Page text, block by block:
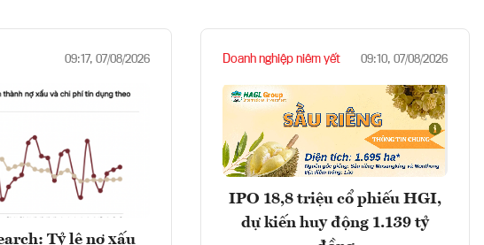
09:17, 07/08/2026
Tỷ lệ nợ xấu
Doanh nghiệp niêm yết 09:10, 07/08/2026
IPO 18,8 triệu cổ phiếu HGI,
dự kiến huy động 1.139 tỷ